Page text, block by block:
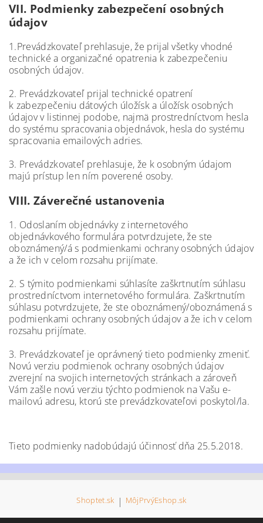
VII. Podmienky zabezpečení osobných
údajov
1.Prevádzkovateľ prehlasuje, že prijal všetky vhodné
technické a organizačné opatrenia k zabezpečeniu
osobných údajov.
2. Prevádzkovateľ prijal technické opatrení
k zabezpečeniu dátových úložísk a úložísk osobných
údajov v listinnej podobe, najmä prostredníctvom hesla
do systému spracovania objednávok, hesla do systému
spracovania emailových adries.
3. Prevádzkovateľ prehlasuje, že k osobným údajom
majú prístup len ním poverené osoby.
VIII. Záverečné ustanovenia
1. Odoslaním objednávky z internetového
objednávkového formulára potvrdzujete, že ste
oboznámený/á s podmienkami ochrany osobných údajov
a že ich v celom rozsahu prijímate.
2. S týmito podmienkami súhlasíte zaškrtnutím súhlasu
prostredníctvom internetového formulára. Zaškrtnutím
súhlasu potvrdzujete, že ste oboznámený/oboznámená s
podmienkami ochrany osobných údajov a že ich v celom
rozsahu prijímate.
3. Prevádzkovateľ je oprávnený tieto podmienky zmeniť.
Novú verziu podmienok ochrany osobných údajov
zverejní na svojich internetových stránkach a zároveň
Vám zašle novú verziu týchto podmienok na Vašu e-
mailovú adresu, ktorú ste prevádzkovateľovi poskytol/la.
Tieto podmienky nadobúdajú účinnosť dňa 25.5.2018.
Shoptet.sk | MôjPrvýEshop.sk